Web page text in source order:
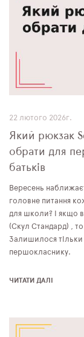
22 лютого 2026г.
Який рюкзак
обрати для
батьків
Вересень
головне питання
для школи? І якщо
(Скул Стандард) ,
Залишилося тільки
першокласнику.
ЧИТАТИ ДАЛІ